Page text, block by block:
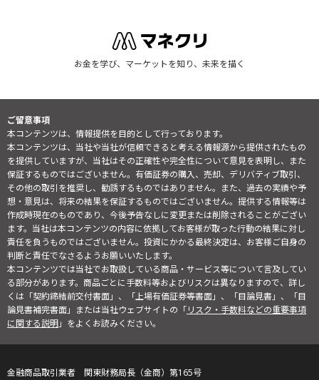
お金を学び、マーケットを知り、未来を描く
ご留意事項
本コンテンツは、情報提供を目的として行っております。
本コンテンツは、当社や当社が信頼できると考える情報源から提供されたもの
を提供していますが、当社はその正確性や完全性について意見を表明し、また
保証するものではございません。有価証券の購入、売却、デリバティブ取引、
その他の取引を推奨し、勧誘するものではありません。また、過去の実績や予
想・意見は、将来の結果を保証するものではございません。提供する情報等は
作成時現在のものであり、今後予告なしに変更または削除されることがござい
ます。当社は本コンテンツの内容に依拠してお客様が取った行動の結果に対し
責任を負うものではございません。投資にかかる最終決定は、お客様ご自身の
判断と責任でなさるようお願いいたします。
本コンテンツでは当社でお取扱している商品・サービス等について言及してい
る部分があります。商品ごとに手数料等およびリスクは異なりますので、詳し
くは「契約締結前交付書面」、「上場有価証券等書面」、「目論見書」、「目
論見書補完書面」または当社ウェブサイトの「リスク・手数料などの重要事項
に関する説明」をよくお読みください。
金融商品取引業者 関東財務局長（金商）第165号